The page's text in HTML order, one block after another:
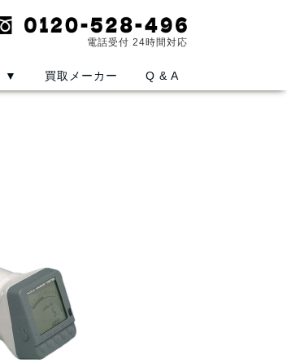
電話受付 24時間対応
▼ 買取メーカー Q & A